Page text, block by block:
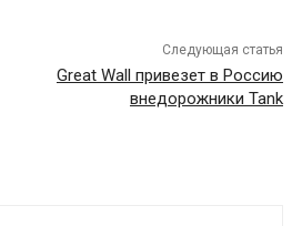
Следующая статья
Great Wall привезет в Россию
внедорожники Tank